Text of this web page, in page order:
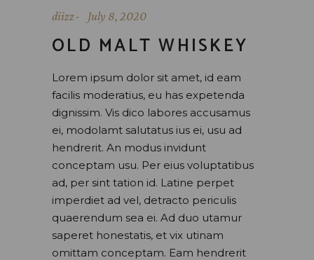
diizz July 8, 2020
OLD MALT WHISKEY
Lorem ipsum dolor sit amet, id eam
facilis moderatius, eu has expetenda
dignissim. Vis dico labores accusamus
ei, modolamt salutatus ius ei, usu ad
hendrerit. An modus invidunt
conceptam usu. Per eius voluptatibus
ad, per sint tation id. Latine perpet
imperdiet ad vel, detracto periculis
quaerendum sea ei. Ad duo utamur
saperet honestatis, et vix utinam
omittam conceptam. Eam hendrerit